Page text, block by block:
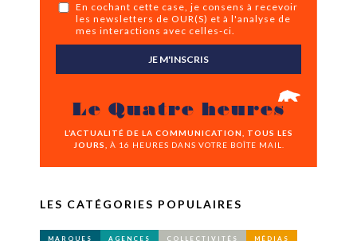
En cochant cette case, je consens à recevoir
les newsletters de OUR(S) et à l'analyse de
mes interactions avec celles-ci.
JE M'INSCRIS
Le Quatre heures
L’ACTUALITÉ DE LA COMMUNICATION, TOUS LES
JOURS,
À 16 HEURES DANS VOTRE BOÎTE MAIL.
LES CATÉGORIES POPULAIRES
MARQUES AGENCES COLLECTIVITÉS MÉDIAS